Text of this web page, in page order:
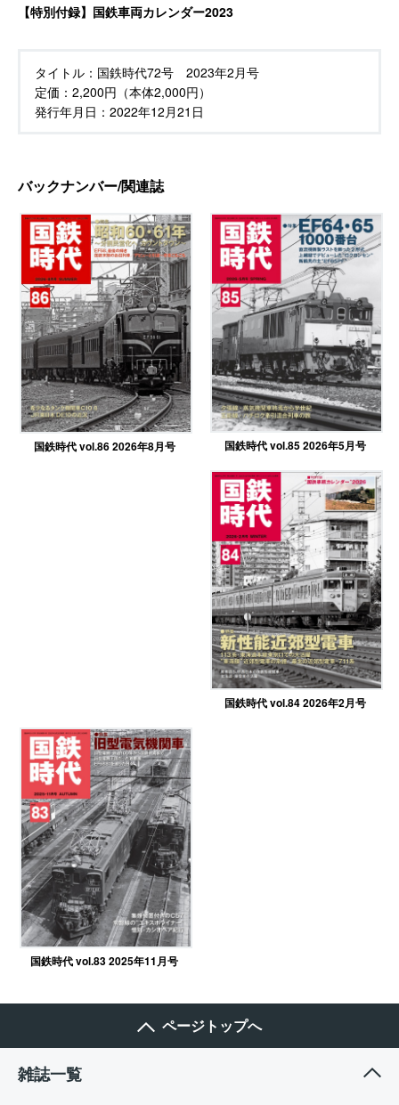
【特別付録】国鉄車両カレンダー2023
タイトル： 国鉄時代72号 2023年2月号
定価： 2,200円（本体2,000円）
発行年月日： 2022年12月21日
バックナンバー/関連誌
国鉄時代 vol.86 2026年8月号 国鉄時代 vol.85 2026年5月号
国鉄時代 vol.84 2026年2月号
国鉄時代 vol.83 2025年11月号
ページトップへ
雑誌一覧